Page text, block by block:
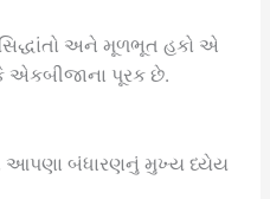
સિદ્ધાંતો અને મૂળભૂત હકો એ
એકબીજાના પૂરક છે.
આપણા બંધારણનું મુખ્ય ધ્યેય